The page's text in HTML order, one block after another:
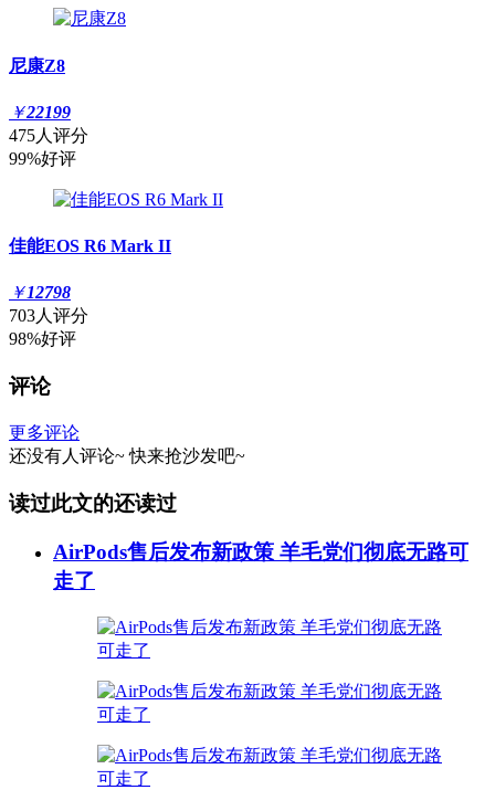
尼康Z8
￥22199
475人评分
99%好评
佳能EOS R6 Mark II
￥12798
703人评分
98%好评
评论
更多评论
还没有人评论~ 快来抢沙发吧~
读过此文的还读过
AirPods售后发布新政策 羊毛党们彻底无路可
走了